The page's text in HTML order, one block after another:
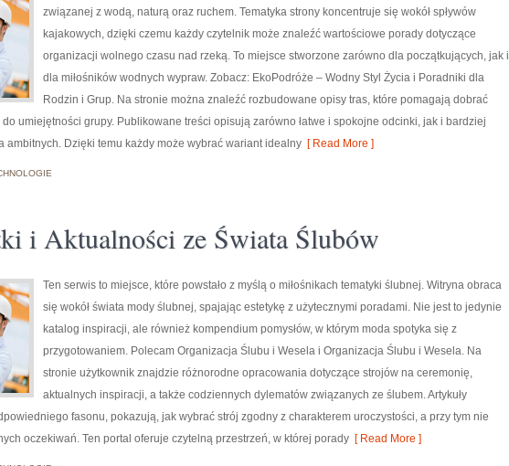
związanej z wodą, naturą oraz ruchem. Tematyka strony koncentruje się wokół spływów
kajakowych, dzięki czemu każdy czytelnik może znaleźć wartościowe porady dotyczące
organizacji wolnego czasu nad rzeką. To miejsce stworzone zarówno dla początkujących, jak i
dla miłośników wodnych wypraw. Zobacz: EkoPodróże – Wodny Styl Życia i Poradniki dla
Rodzin i Grup. Na stronie można znaleźć rozbudowane opisy tras, które pomagają dobrać
umiejętności grupy. Publikowane treści opisują zarówno łatwe i spokojne odcinki, jak i bardziej
ambitnych. Dzięki temu każdy może wybrać wariant idealny [ Read More ]
i Aktualności ze Świata Ślubów
Ten serwis to miejsce, które powstało z myślą o miłośnikach tematyki ślubnej. Witryna obraca
się wokół świata mody ślubnej, spajając estetykę z użytecznymi poradami. Nie jest to jedynie
katalog inspiracji, ale również kompendium pomysłów, w którym moda spotyka się z
przygotowaniem. Polecam Organizacja Ślubu i Wesela i Organizacja Ślubu i Wesela. Na
stronie użytkownik znajdzie różnorodne opracowania dotyczące strojów na ceremonię,
aktualnych inspiracji, a także codziennych dylematów związanych ze ślubem. Artykuły
fasonu, pokazują, jak wybrać strój zgodny z charakterem uroczystości, a przy tym nie
oczekiwań. Ten portal oferuje czytelną przestrzeń, w której porady [ Read More ]